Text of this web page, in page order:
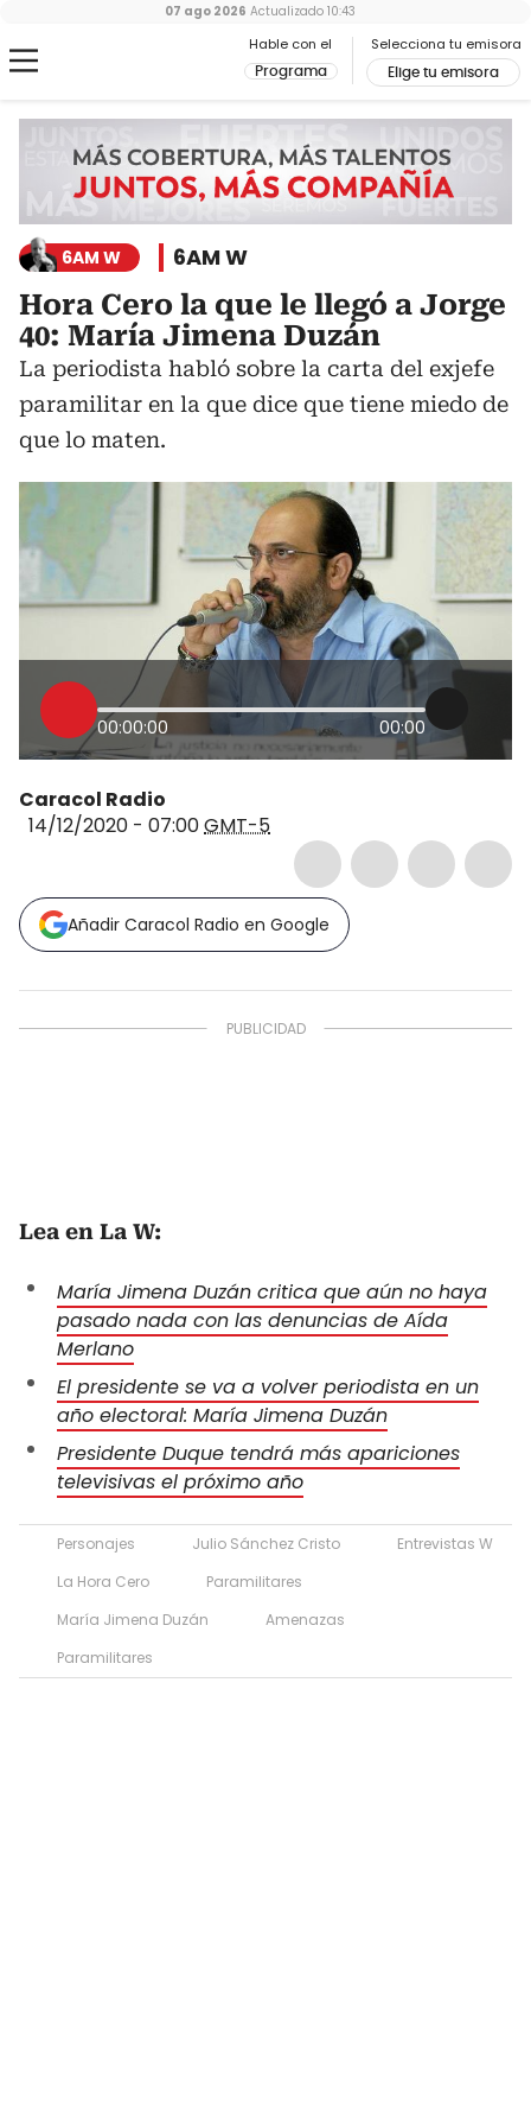
Hable con el
Programa
Selecciona tu emisora
Elige tu emisora
07 ago 2026 Actualizado 10:43
6AM W 6AM W
Hora Cero la que le llegó a Jorge
40: María Jimena Duzán
La periodista habló sobre la carta del exjefe
paramilitar en la que dice que tiene miedo de
que lo maten.
00:00:00 00:00
Caracol Radio
14/12/2020 - 07:00GMT-5
Añadir Caracol Radio en Google
Lea en La W:
María Jimena Duzán critica que aún no haya
pasado nada con las denuncias de Aída
Merlano
El presidente se va a volver periodista en un
año electoral: María Jimena Duzán
Presidente Duque tendrá más apariciones
televisivas el próximo año
Personajes Julio Sánchez Cristo
Entrevistas W
La Hora Cero
Paramilitares
María Jimena Duzán
Amenazas
Paramilitares